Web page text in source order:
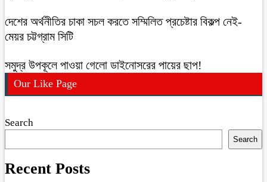
দেশের অর্থনীতির চাকা সচল করতে সম্মিলিত প্রচেষ্টার বিকল্প নেই-
মেয়র চট্টগ্রাম সিটি
সমুদ্র উপকূলে পাওয়া গেলো ডাইনোসরের পায়ের ছাপ!
Our Like Page
Search
Search
Recent Posts